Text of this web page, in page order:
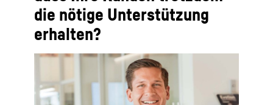
die nötige Unterstützung
erhalten?